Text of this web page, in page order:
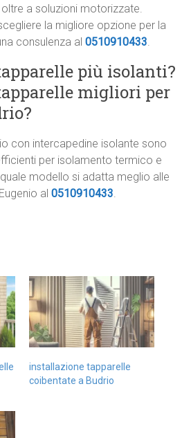
oltre a soluzioni motorizzate.
la migliore opzione per la
consulenza al0510910433.
più isolanti?
migliori per
con intercapedine isolante sono
per isolamento termico e
modello si adatta meglio alle
al0510910433.
installazione tapparelle
coibentate a Budrio